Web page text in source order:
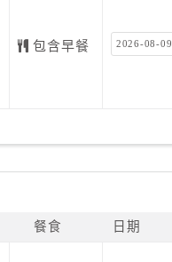
包含早餐 2026-08-09
餐食 日期